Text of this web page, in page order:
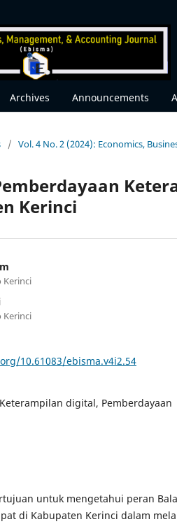
Archives Announcements
/ Vol. 4 No. 2 (2024): Economics,
Kerinci
Kerinci
Kerinci
10.61083/ebisma.v4i2.54
digital, Pemberdayaan
untuk mengetahui peran
di Kabupaten Kerinci dalam